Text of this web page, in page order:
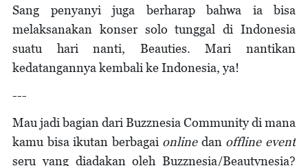
Sang penyanyi juga berharap bahwa ia bisa
melaksanakan konser solo tunggal di Indonesia
suatu hari nanti, Beauties. Mari nantikan
kedatangannya kembali ke Indonesia, ya!
---
Mau jadi bagian dari Buzznesia Community di mana
kamu bisa ikutan berbagai onlinedan offline event
seru yang diadakan oleh Buzznesia/Beautynesia?